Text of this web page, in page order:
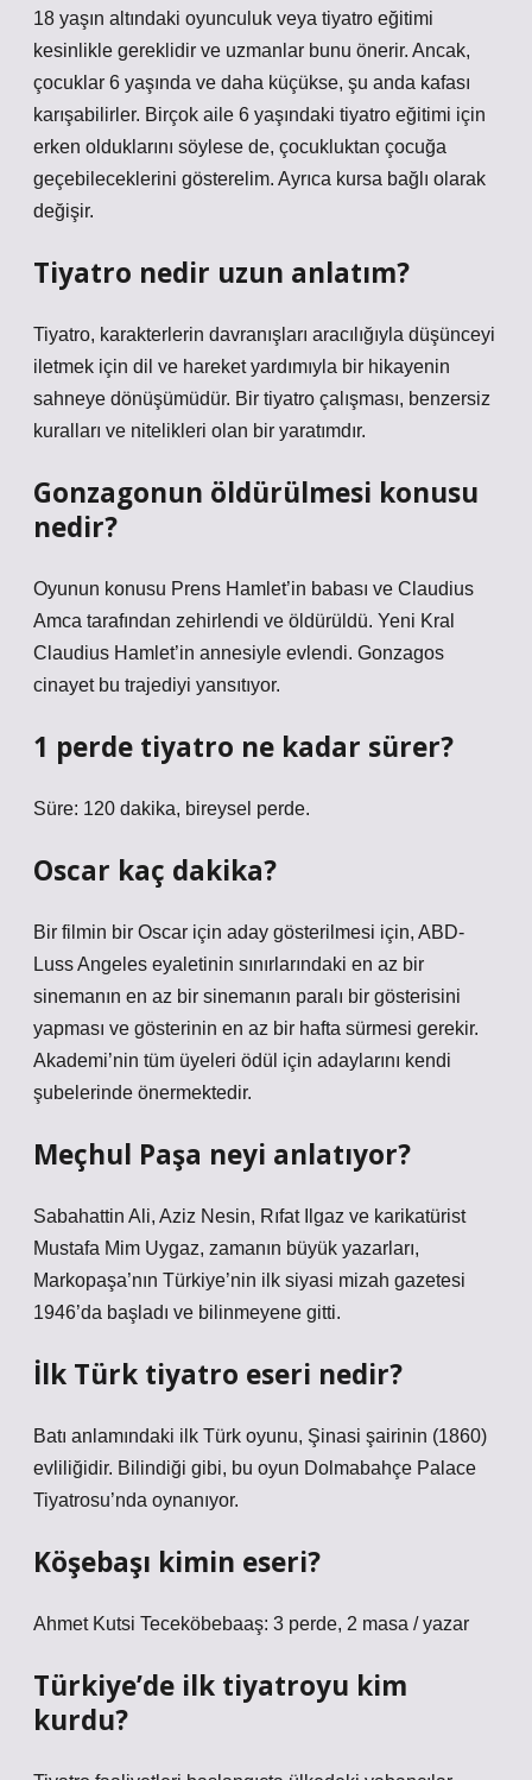
18 yaşın altındaki oyunculuk veya tiyatro eğitimi
kesinlikle gereklidir ve uzmanlar bunu önerir. Ancak,
çocuklar 6 yaşında ve daha küçükse, şu anda kafası
karışabilirler. Birçok aile 6 yaşındaki tiyatro eğitimi için
erken olduklarını söylese de, çocukluktan çocuğa
geçebileceklerini gösterelim. Ayrıca kursa bağlı olarak
değişir.
Tiyatro nedir uzun anlatım?
Tiyatro, karakterlerin davranışları aracılığıyla düşünceyi
iletmek için dil ve hareket yardımıyla bir hikayenin
sahneye dönüşümüdür. Bir tiyatro çalışması, benzersiz
kuralları ve nitelikleri olan bir yaratımdır.
Gonzagonun öldürülmesi konusu
nedir?
Oyunun konusu Prens Hamlet’in babası ve Claudius
Amca tarafından zehirlendi ve öldürüldü. Yeni Kral
Claudius Hamlet’in annesiyle evlendi. Gonzagos
cinayet bu trajediyi yansıtıyor.
1 perde tiyatro ne kadar sürer?
Süre: 120 dakika, bireysel perde.
Oscar kaç dakika?
Bir filmin bir Oscar için aday gösterilmesi için, ABD-
Luss Angeles eyaletinin sınırlarındaki en az bir
sinemanın en az bir sinemanın paralı bir gösterisini
yapması ve gösterinin en az bir hafta sürmesi gerekir.
Akademi’nin tüm üyeleri ödül için adaylarını kendi
şubelerinde önermektedir.
Meçhul Paşa neyi anlatıyor?
Sabahattin Ali, Aziz Nesin, Rıfat Ilgaz ve karikatürist
Mustafa Mim Uygaz, zamanın büyük yazarları,
Markopaşa’nın Türkiye’nin ilk siyasi mizah gazetesi
1946’da başladı ve bilinmeyene gitti.
İlk Türk tiyatro eseri nedir?
Batı anlamındaki ilk Türk oyunu, Şinasi şairinin (1860)
evliliğidir. Bilindiği gibi, bu oyun Dolmabahçe Palace
Tiyatrosu’nda oynanıyor.
Köşebaşı kimin eseri?
Ahmet Kutsi Teceköbebaaş: 3 perde, 2 masa / yazar
Türkiye’de ilk tiyatroyu kim
kurdu?